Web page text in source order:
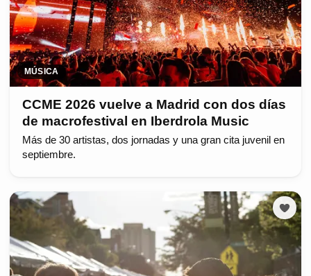
MÚSICA
CCME 2026 vuelve a Madrid con dos días
de macrofestival en Iberdrola Music
Más de 30 artistas, dos jornadas y una gran cita juvenil en
septiembre.